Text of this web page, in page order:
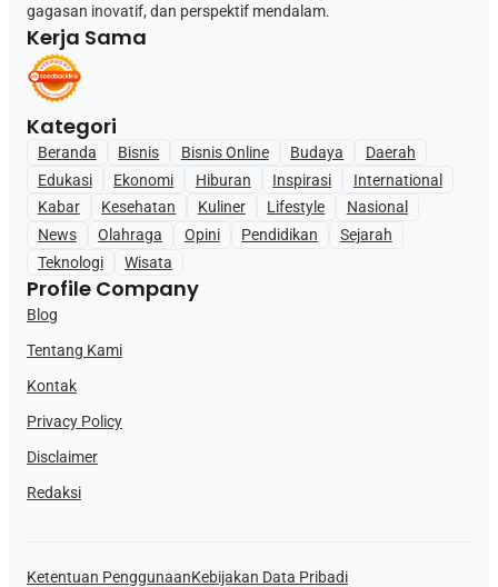
gagasan inovatif, dan perspektif mendalam.
Kerja Sama
Kategori
Beranda Bisnis Bisnis Online Budaya
Daerah
Edukasi
Ekonomi Hiburan Inspirasi
International
Kabar
Kesehatan Kuliner Lifestyle
Nasional
News
Olahraga Opini Pendidikan
Sejarah
Teknologi
Wisata
Profile Company
Blog
Tentang Kami
Kontak
Privacy Policy
Disclaimer
Redaksi
Ketentuan PenggunaanKebijakan Data Pribadi